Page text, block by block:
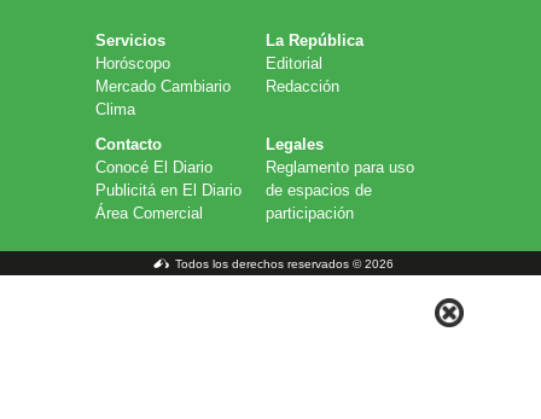
Servicios
Horóscopo
Mercado Cambiario
Clima
La República
Editorial
Redacción
Contacto
Conocé El Diario
Publicitá en El Diario
Área Comercial
Legales
Reglamento para uso
de espacios de
participación
Todos los derechos reservados © 2026